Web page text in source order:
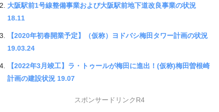
大阪駅前1号線整備事業および大阪駅前地下道改良事業の状況
18.11
【2020年初春開業予定】（仮称）ヨドバシ梅田タワー計画の状況
19.03.24
【2022年3月竣工】ラ・トゥールが梅田に進出！(仮称)梅田曽根崎
計画の建設状況 19.07
スポンサードリンクR4